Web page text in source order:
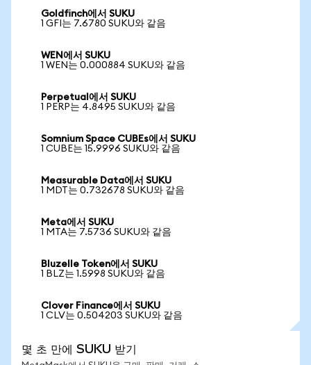
Goldfinch에서 SUKU
1 GFI는 7.6780 SUKU와 같음
WEN에서 SUKU
1 WEN는 0.000884 SUKU와 같음
Perpetual에서 SUKU
1 PERP는 4.8495 SUKU와 같음
Somnium Space CUBEs에서 SUKU
1 CUBE는 15.9996 SUKU와 같음
Measurable Data에서 SUKU
1 MDT는 0.732678 SUKU와 같음
Meta에서 SUKU
1 MTA는 7.5736 SUKU와 같음
Bluzelle Token에서 SUKU
1 BLZ는 1.5998 SUKU와 같음
Clover Finance에서 SUKU
1 CLV는 0.504203 SUKU와 같음
몇 초 만에 SUKU 받기